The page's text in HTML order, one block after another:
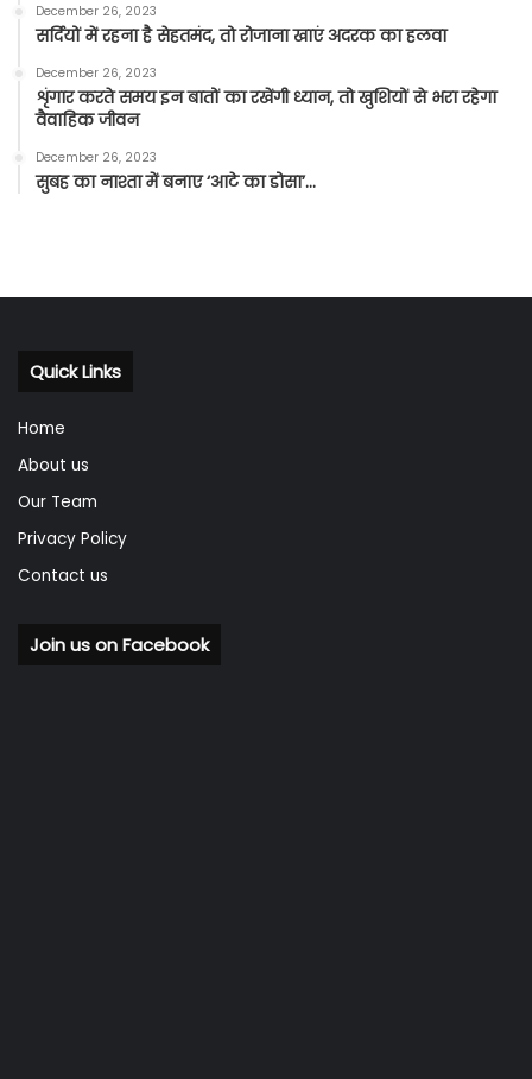
December 26, 2023
सर्दियों में रहना है सेहतमंद, तो रोजाना खाएं अदरक का हलवा
December 26, 2023
शृंगार करते समय इन बातों का रखेंगी ध्यान, तो खुशियों से भरा रहेगा
वैवाहिक जीवन
December 26, 2023
सुबह का नाश्ता में बनाए ‘आटे का डोसा’…
Quick Links
Home
About us
Our Team
Privacy Policy
Contact us
Join us on Facebook